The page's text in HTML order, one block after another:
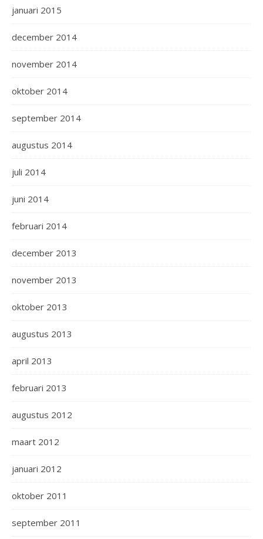
januari 2015
december 2014
november 2014
oktober 2014
september 2014
augustus 2014
juli 2014
juni 2014
februari 2014
december 2013
november 2013
oktober 2013
augustus 2013
april 2013
februari 2013
augustus 2012
maart 2012
januari 2012
oktober 2011
september 2011